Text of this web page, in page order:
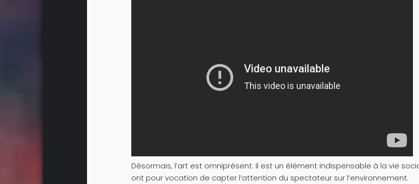
Désormais, l’art est omniprésent. Il est un élément indispensable à la vie
ont pour vocation de capter l’attention du spectateur sur l’environnement.